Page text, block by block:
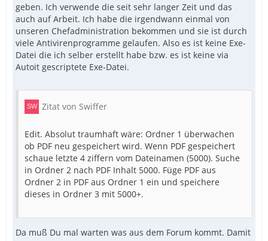
geben. Ich verwende die seit sehr langer Zeit und das
auch auf Arbeit. Ich habe die irgendwann einmal von
unseren Chefadministration bekommen und sie ist durch
viele Antivirenprogramme gelaufen. Also es ist keine Exe-
Datei die ich selber erstellt habe bzw. es ist keine via
Autoit gescriptete Exe-Datei.
Zitat von Swiffer
Edit. Absolut traumhaft wäre: Ordner 1 überwachen
ob PDF neu gespeichert wird. Wenn PDF gespeichert
schaue letzte 4 ziffern vom Dateinamen (5000). Suche
in Ordner 2 nach PDF Inhalt 5000. Füge PDF aus
Ordner 2 in PDF aus Ordner 1 ein und speichere
dieses in Ordner 3 mit 5000+.
Da muß Du mal warten was aus dem Forum kommt. Damit